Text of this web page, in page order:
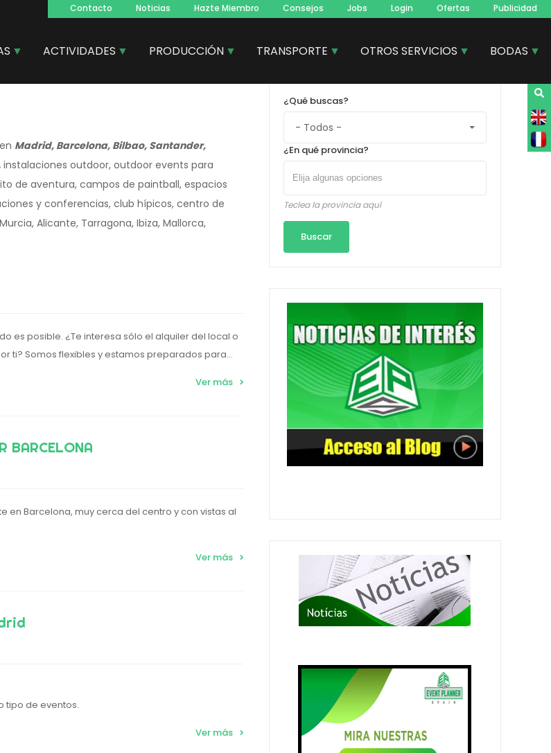
Navegacion
principal
Contacto Noticias Hazte Miembro Consejos Jobs Login Ofertas Publicidad
ACTIVIDADES PRODUCCIÓN TRANSPORTE OTROS SERVICIOS BODAS
Madrid, Barcelona, Bilbao, Santander,
instalaciones outdoor, outdoor events para
de aventura, campos de paintball, espacios
y conferencias, club hípicos, centro de
Alicante, Tarragona, Ibiza, Mallorca,
es posible. ¿Te interesa sólo el alquiler del local o
ti? Somos flexibles y estamos preparados para...
Ver más
BARCELONA
en Barcelona, muy cerca del centro y con vistas al
Ver más
tipo de eventos.
Ver más
¿Qué buscas?
¿En qué provincia?
Teclea la provincia aquí